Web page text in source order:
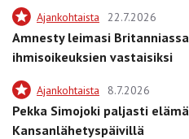
Ajankohtaista 22.7.2026
Amnesty leimasi
ihmisoikeuksien vastaisiksi
Ajankohtaista 8.7.2026
Pekka Simojoki paljasti
Kansanlähetyspäivillä